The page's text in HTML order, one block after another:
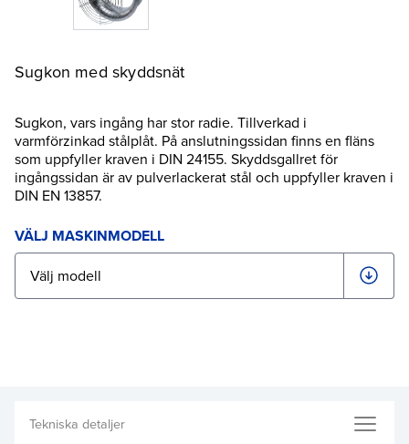
Sugkon med skyddsnät
Sugkon, vars ingång har stor radie. Tillverkad i
varmförzinkad stålplåt. På anslutningssidan finns en fläns
som uppfyller kraven i DIN 24155. Skyddsgallret för
ingångssidan är av pulverlackerat stål och uppfyller kraven i
DIN EN 13857.
VÄLJ MASKINMODELL